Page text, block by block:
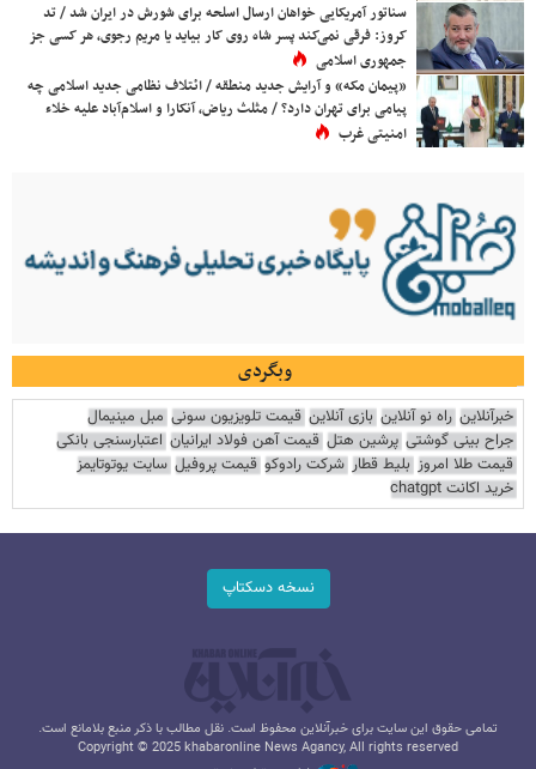
سناتور آمریکایی خواهان ارسال اسلحه برای شورش در ایران شد / تد
کروز: فرقی نمی‌کند پسر شاه روی کار بیاید یا مریم رجوی، هر کسی جز
جمهوری اسلامی
«پیمان مکه» و آرایش جدید منطقه / ائتلاف نظامی جدید اسلامی چه
پیامی برای تهران دارد؟ / مثلث ریاض، آنکارا و اسلام‌آباد علیه خلاء
امنیتی غرب
وبگردی
خبرآنلاین راه نو آنلاین بازی آنلاین قیمت تلویزیون سونی مبل مینیمال
جراح بینی گوشتی پرشین هتل قیمت آهن فولاد ایرانیان اعتبارسنجی بانکی
قیمت طلا امروز بلیط قطار شرکت رادوکو قیمت پروفیل سایت یوتوتایمز
خرید اکانت chatgpt
نسخه دسکتاپ
تمامی حقوق این سایت برای خبرآنلاین محفوظ است. نقل مطالب با ذکر منبع بلامانع است.
Copyright © 2025 khabaronline News Agancy, All rights reserved